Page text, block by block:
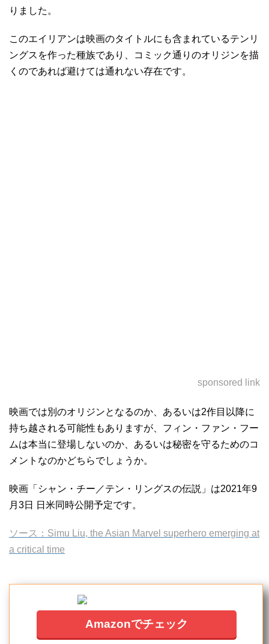
りました。
このエイリアンは映画のタイトルにも含まれているテンリ
ングスを作った種族であり、コミック通りのオリジンを描
くのであれば避けては通れない存在です。
sponsored link
映画では別のオリジンとなるのか、あるいは2作目以降に
持ち越される可能性もありますが、フィン・ファン・フー
ムは本当に登場しないのか、あるいは秘密を守るためのコ
メントなのかどちらでしょうか。
映画「シャン・チー／テン・リングスの伝説」は2021年9
月3日 日米同時公開予定です。
ソース：Simu Liu, the Asian Marvel superhero emerging at
a critical time
Amazonでチェック